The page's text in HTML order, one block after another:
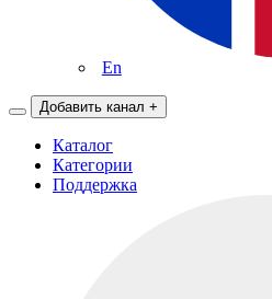
En
Добавить канал +
Каталог
Категории
Поддержка